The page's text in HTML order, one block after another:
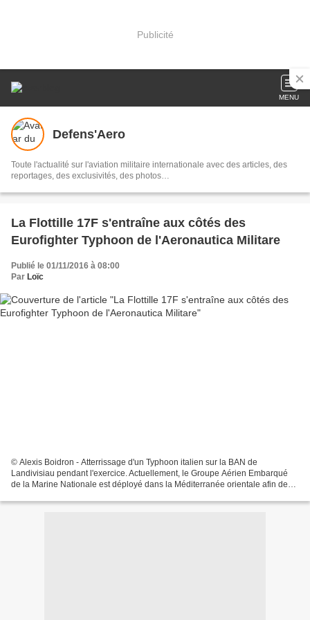
Publicité
MENU
Defens'Aero
Toute l'actualité sur l'aviation militaire internationale avec des articles, des
reportages, des exclusivités, des photos…
La Flottille 17F s'entraîne aux côtés des
Eurofighter Typhoon de l'Aeronautica Militare
Publié le 01/11/2016 à 08:00
Par Loïc
© Alexis Boidron - Atterrissage d'un Typhoon italien sur la BAN de
Landivisiau pendant l'exercice. Actuellement, le Groupe Aérien Embarqué
de la Marine Nationale est déployé dans la Méditerranée orientale afin de